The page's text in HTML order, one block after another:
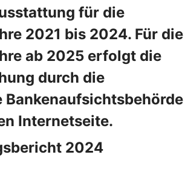
für die
2021 bis 2024. Für die
ab 2025 erfolgt die
durch die
Bankenaufsichtsbehörde
Internetseite.
2024